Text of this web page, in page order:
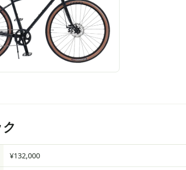
¥132,000